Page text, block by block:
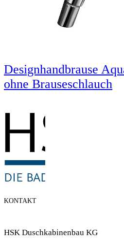
Designhandbrause
ohne Brauseschlauch
KONTAKT
HSK Duschkabinenbau KG